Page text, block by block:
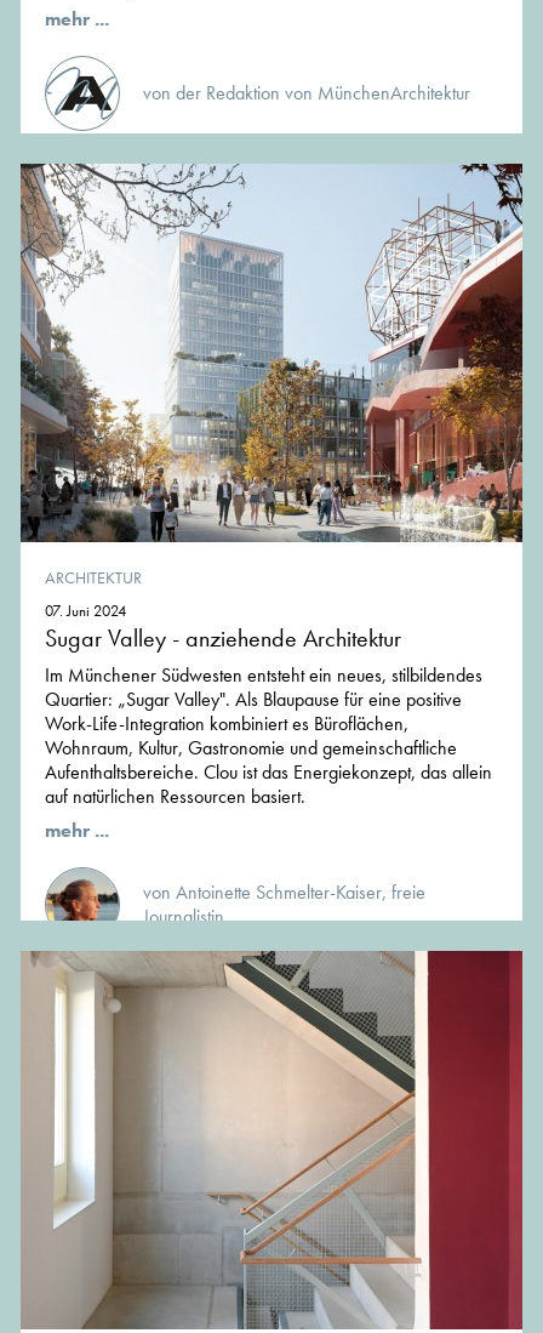
mehr ...
von der Redaktion von MünchenArchitektur
ARCHITEKTUR
07. Juni 2024
Sugar Valley - anziehende Architektur
Im Münchener Südwesten entsteht ein neues, stilbildendes
Quartier: „Sugar Valley". Als Blaupause für eine positive
Work-Life-Integration kombiniert es Büroflächen,
Wohnraum, Kultur, Gastronomie und gemeinschaftliche
Aufenthaltsbereiche. Clou ist das Energiekonzept, das allein
auf natürlichen Ressourcen basiert.
mehr ...
von Antoinette Schmelter-Kaiser, freie
Journalistin